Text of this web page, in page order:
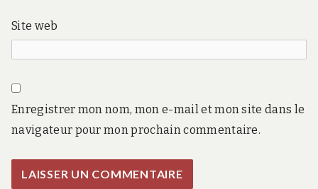
Site web
Enregistrer mon nom, mon e-mail et mon site dans le
navigateur pour mon prochain commentaire.